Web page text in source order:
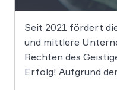
Seit 2021 fördert
und mittlere
Rechten des
Erfolg! Aufgrund